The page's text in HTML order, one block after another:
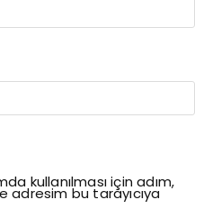
kullanılması için adım,
bu tarayıcıya